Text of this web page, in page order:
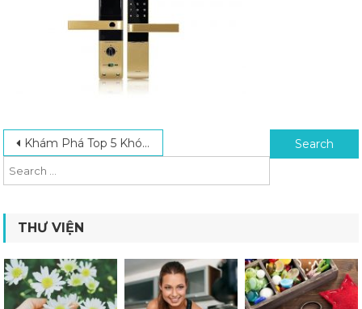
Post navigation
Khám Phá Top 5 Khóa Vân Tay Ngoài Trời Chất Lượng Tốt Nhất Hiện Nay Search for:
THƯ VIỆN